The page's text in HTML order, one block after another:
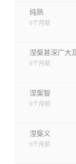
纯熟
6个月前
涅槃甚深广大
6个月前
涅槃智
6个月前
涅槃义
6个月前